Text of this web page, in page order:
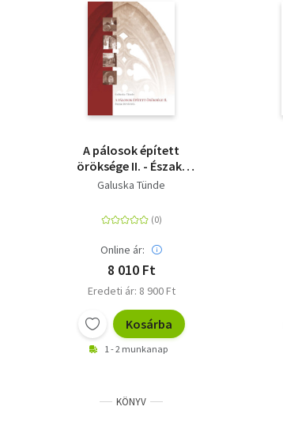
A pálosok épített
öröksége II. - Észak-
Dunántúl
Galuska Tünde
Online ár:
8 010 Ft
Eredeti ár: 8 900 Ft
Kosárba
1 - 2 munkanap
KÖNYV